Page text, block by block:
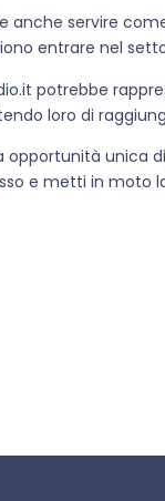
anche servire
entrare nel
potrebbe
loro di
opportunità unica
e metti in moto